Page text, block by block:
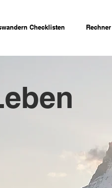
Checklisten Rechner